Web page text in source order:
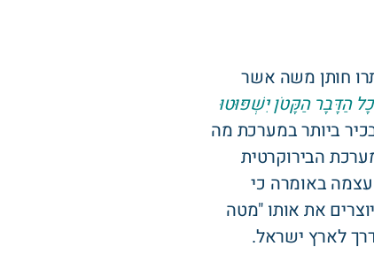
חותן משה אשר
הַדָּבָר הַקָּטֹן יִשְׁפּוּטוּ
ביותר במערכת מה
הבירוקרטית
עצמה באומרה כי
את אותו "מטה
לארץ ישראל.